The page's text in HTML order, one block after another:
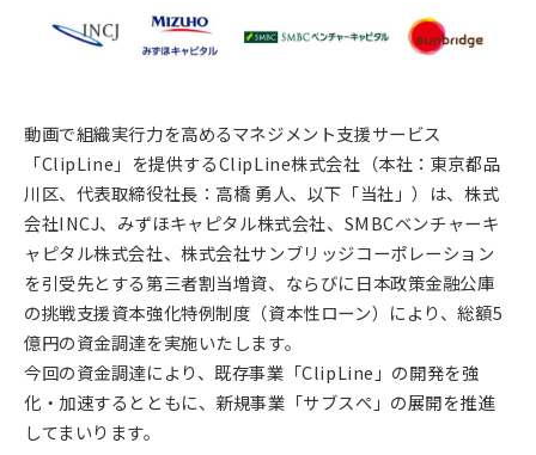
サステナビリティ
動画で組織実行力を高めるマネジメント支援サービス
「ClipLine」を提供するClipLine株式会社（本社：東京都品
川区、代表取締役社長：高橋 勇人、以下「当社」）は、株式
会社INCJ、みずほキャピタル株式会社、SMBCベンチャーキ
ャピタル株式会社、株式会社サンブリッジコーポレーション
を引受先とする第三者割当増資、ならびに日本政策金融公庫
の挑戦支援資本強化特例制度（資本性ローン）により、総額5
億円の資金調達を実施いたします。
今回の資金調達により、既存事業「ClipLine」の開発を強
化・加速するとともに、新規事業「サブスぺ」の展開を推進
してまいります。